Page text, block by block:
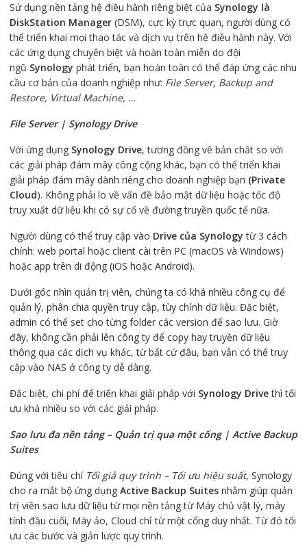
Sử dụng nền tảng hệ điều hành riêng biệt của Synology là
DiskStation Manager(DSM), cực kỳ trực quan, người dùng có
thể triển khai mọi thao tác và dịch vụ trên hệ điều hành này. Với
các ứng dụng chuyên biệt và hoàn toàn miễn do đội
ngũ Synology phát triển, bạn hoàn toàn có thể đáp ứng các nhu
cầu cơ bản của doanh nghiệp như: File Server, Backup and
Restore, Virtual Machine, …
File Server | Synology Drive
Với ứng dụng Synology Drive, tương đồng về bản chất so với
các giải pháp đám mây công cộng khác, bạn có thể triển khai
giải pháp đám mây dành riêng cho doanh nghiệp bạn (Private
Cloud). Không phải lo về vấn đề bảo mật dữ liệu hoặc tốc độ
truy xuất dữ liệu khi có sự cố về đường truyền quốc tế nữa.
Người dùng có thể truy cập vào Drive của Synology từ 3 cách
chính: web portal hoặc client cài trên PC (macOS và Windows)
hoặc app trên di động (iOS hoặc Android).
Dưới góc nhìn quản trị viên, chúng ta có khá nhiều công cụ để
quản lý, phân chia quyền truy cập, tùy chỉnh dữ liệu. Đặc biệt,
admin có thể set cho từng folder các version để sao lưu. Giờ
đây, không cần phải lên công ty để copy hay truyền dữ liệu
thông qua các dịch vụ khác, từ bất cứ đâu, bạn vẫn có thể truy
cập vào NAS ở công ty dễ dàng.
Đặc biệt, chi phí để triển khai giải pháp với Synology Drivethì tối
ưu khá nhiều so với các giải pháp.
Sao lưu đa nền tảng – Quản trị qua một cổng | Active Backup
Suites
Đúng với tiêu chí Tối giả quy trình – Tối ưu hiệu suất, Synology
cho ra mắt bộ ứng dụng Active Backup Suitesnhằm giúp quản
trị viên sao lưu dữ liệu từ mọi nền tảng từ Máy chủ vật lý, máy
tính đầu cuối, Máy ảo, Cloud chỉ từ một cổng duy nhất. Từ đó tối
ưu các bước và giản lược quy trình.